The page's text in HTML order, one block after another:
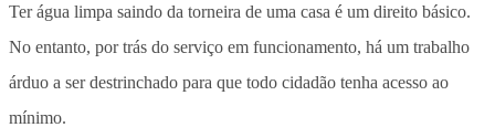
Ter água limpa saindo da torneira de uma casa é um direito básico.
No entanto, por trás do serviço em funcionamento, há um trabalho
árduo a ser destrinchado para que todo cidadão tenha acesso ao
mínimo.